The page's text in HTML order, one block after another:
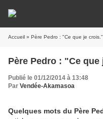
Accueil » Père Pedro : "Ce que je crois."
Père Pedro : "Ce
Publié le 01/12/2014 à 13:48
Par Vendée-Akamasoa
Quelques mots du Père